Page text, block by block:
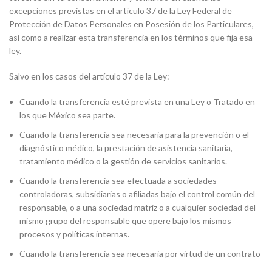
excepciones previstas en el artículo 37 de la Ley Federal de
Protección de Datos Personales en Posesión de los Particulares,
así como a realizar esta transferencia en los términos que fija esa
ley.
Salvo en los casos del artículo 37 de la Ley:
Cuando la transferencia esté prevista en una Ley o Tratado en
los que México sea parte.
Cuando la transferencia sea necesaria para la prevención o el
diagnóstico médico, la prestación de asistencia sanitaria,
tratamiento médico o la gestión de servicios sanitarios.
Cuando la transferencia sea efectuada a sociedades
controladoras, subsidiarias o afiliadas bajo el control común del
responsable, o a una sociedad matriz o a cualquier sociedad del
mismo grupo del responsable que opere bajo los mismos
procesos y políticas internas.
Cuando la transferencia sea necesaria por virtud de un contrato